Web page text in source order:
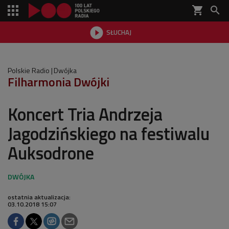
shopping_cart 
 SŁUCHAJ

Polskie Radio Dwójka
Filharmonia Dwójki
Koncert Tria Andrzeja
Jagodzińskiego na festiwalu
Auksodrone
ostatnia aktualizacja:
03.10.2018 15:07